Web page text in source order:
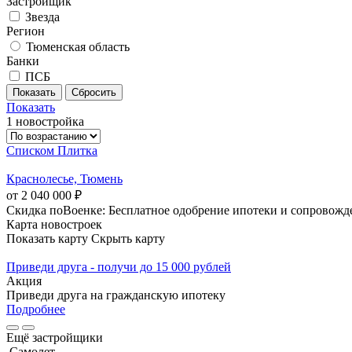
Звезда
Регион
Тюменская область
Банки
ПСБ
Показать
1 новостройка
Списком Плитка
Краснолесье, Тюмень
от 2 040 000 ₽
Скидка поВоенке: Бесплатное одобрение ипотеки и
Карта новостроек
Показать карту Скрыть карту
Приведи друга - получи до 15 000 рублей
Акция
Приведи друга на гражданскую ипотеку
Подробнее
Ещё застройщики